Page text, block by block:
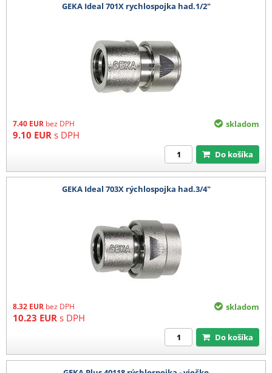
GEKA Ideal 701X rychlospojka had.1/2"
7.40 EUR bez DPH
9.10 EUR s DPH
skladom
Do košíka
GEKA Ideal 703X rýchlospojka had.3/4"
8.32 EUR bez DPH
10.23 EUR s DPH
skladom
Do košíka